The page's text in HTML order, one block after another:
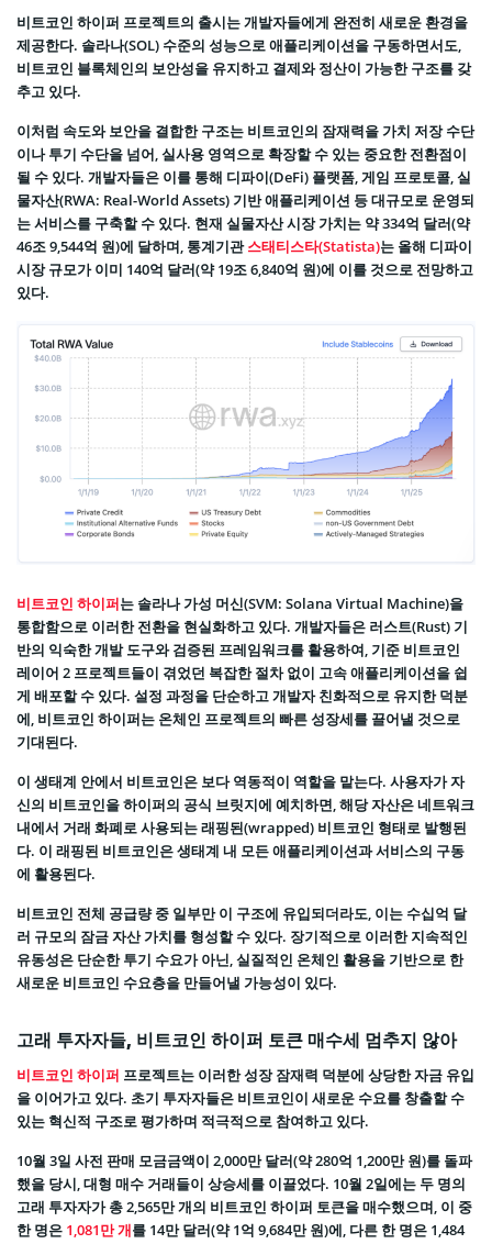
비트코인 하이퍼 프로젝트의 출시는 개발자들에게 완전히 새로운 환경을
제공한다. 솔라나(SOL) 수준의 성능으로 애플리케이션을 구동하면서도,
비트코인 블록체인의 보안성을 유지하고 결제와 정산이 가능한 구조를 갖
추고 있다.
이처럼 속도와 보안을 결합한 구조는 비트코인의 잠재력을 가치 저장 수단
이나 투기 수단을 넘어, 실사용 영역으로 확장할 수 있는 중요한 전환점이
될 수 있다. 개발자들은 이를 통해 디파이(DeFi) 플랫폼, 게임 프로토콜, 실
물자산(RWA: Real-World Assets) 기반 애플리케이션 등 대규모로 운영되
는 서비스를 구축할 수 있다. 현재 실물자산 시장 가치는 약 334억 달러(약
46조 9,544억 원)에 달하며, 통계기관스태티스타(Statista)는 올해 디파이
시장 규모가 이미 140억 달러(약 19조 6,840억 원)에 이를 것으로 전망하고
있다.
비트코인 하이퍼는 솔라나 가성 머신(SVM: Solana Virtual Machine)을
통합함으로 이러한 전환을 현실화하고 있다. 개발자들은 러스트(Rust) 기
반의 익숙한 개발 도구와 검증된 프레임워크를 활용하여, 기준 비트코인
레이어 2 프로젝트들이 겪었던 복잡한 절차 없이 고속 애플리케이션을 쉽
게 배포할 수 있다. 설정 과정을 단순하고 개발자 친화적으로 유지한 덕분
에, 비트코인 하이퍼는 온체인 프로젝트의 빠른 성장세를 끌어낼 것으로
기대된다.
이 생태계 안에서 비트코인은 보다 역동적이 역할을 맡는다. 사용자가 자
신의 비트코인을 하이퍼의 공식 브릿지에 예치하면, 해당 자산은 네트워크
내에서 거래 화폐로 사용되는 래핑된(wrapped) 비트코인 형태로 발행된
다. 이 래핑된 비트코인은 생태계 내 모든 애플리케이션과 서비스의 구동
에 활용된다.
비트코인 전체 공급량 중 일부만 이 구조에 유입되더라도, 이는 수십억 달
러 규모의 잠금 자산 가치를 형성할 수 있다. 장기적으로 이러한 지속적인
유동성은 단순한 투기 수요가 아닌, 실질적인 온체인 활용을 기반으로 한
새로운 비트코인 수요층을 만들어낼 가능성이 있다.
고래 투자자들, 비트코인 하이퍼 토큰 매수세 멈추지 않아
비트코인 하이퍼 프로젝트는 이러한 성장 잠재력 덕분에 상당한 자금 유입
을 이어가고 있다. 초기 투자자들은 비트코인이 새로운 수요를 창출할 수
있는 혁신적 구조로 평가하며 적극적으로 참여하고 있다.
10월 3일 사전 판매 모금금액이 2,000만 달러(약 280억 1,200만 원)를 돌파
했을 당시, 대형 매수 거래들이 상승세를 이끌었다. 10월 2일에는 두 명의
고래 투자자가 총 2,565만 개의 비트코인 하이퍼 토큰을 매수했으며, 이 중
한 명은 1,081만 개를 14만 달러(약 1억 9,684만 원)에, 다른 한 명은 1,484